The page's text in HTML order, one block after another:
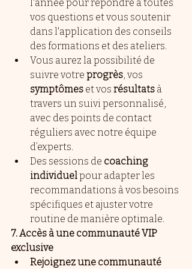
l'année pour répondre à toutes
vos questions et vous soutenir
dans l'application des conseils
des formations et des ateliers.
Vous aurez la possibilité de
suivre votre progrès, vos
symptômes et vos résultats à
travers un suivi personnalisé,
avec des points de contact
réguliers avec notre équipe
d’experts.
Des sessions de coaching
individuel pour adapter les
recommandations à vos besoins
spécifiques et ajuster votre
routine de manière optimale.
7. Accès à une communauté VIP
exclusive
Rejoignez une communauté